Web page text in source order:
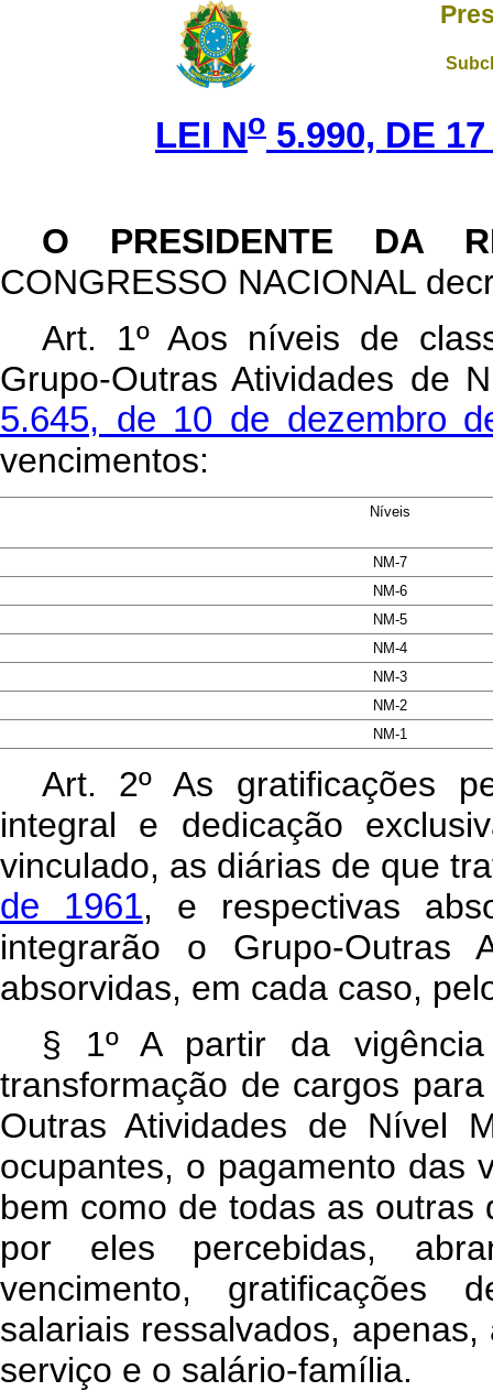
LEI No 5.990, DE
O PRESIDENTE DA
CONGRESSO NACIONAL
Art. 1º Aos níveis de
Grupo-Outras Atividades de
5.645, de 10 de dezembro
vencimentos:
Níveis
NM-7
NM-6
NM-5
NM-4
NM-3
NM-2
NM-1
Art. 2º As gratificações
integral e dedicação
vinculado, as diárias de que
de 1961, e respectivas
integrarão o Grupo-Outras
absorvidas, em cada caso,
§ 1º A partir da
transformação de cargos
Outras Atividades de Nível
ocupantes, o pagamento das
bem como de todas as
por eles percebidas,
vencimento, gratificações
salariais ressalvados,
serviço e o salário-família.